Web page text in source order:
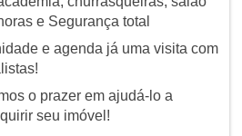
e Segurança total
e agenda já uma visita com
o prazer em ajudá-lo a
seu imóvel!